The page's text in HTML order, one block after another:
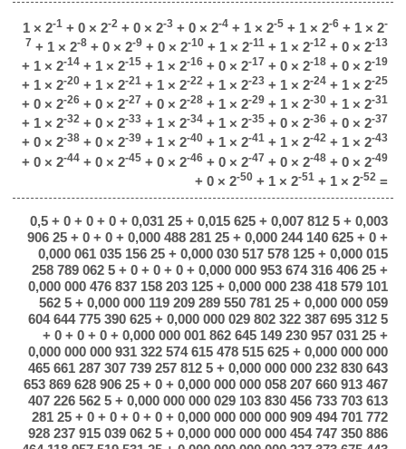
1 × 2-1+ 0 × 2-2+ 0 × 2-3+ 0 × 2-4+ 1 × 2-5+ 1 × 2-6+ 1 × 2-
7 + 1 × 2-8+ 0 × 2-9+ 0 × 2-10+ 1 × 2-11+ 1 × 2-12+ 0 × 2-13
+ 1 × 2-14+ 1 × 2-15+ 1 × 2-16+ 0 × 2-17 + 0 × 2-18+ 0 × 2-19
+ 1 × 2-20+ 1 × 2-21+ 1 × 2-22+ 1 × 2-23+ 1 × 2-24+ 1 × 2-25
+ 0 × 2-26+ 0 × 2-27 + 0 × 2-28+ 1 × 2-29+ 1 × 2-30+ 1 × 2-31
+ 1 × 2-32+ 0 × 2-33+ 1 × 2-34+ 1 × 2-35+ 0 × 2-36+ 0 × 2-37
+ 0 × 2-38+ 0 × 2-39+ 1 × 2-40+ 1 × 2-41+ 1 × 2-42+ 1 × 2-43
+ 0 × 2-44+ 0 × 2-45+ 0 × 2-46+ 0 × 2-47 + 0 × 2-48+ 0 × 2-49
+ 0 × 2-50+ 1 × 2-51+ 1 × 2-52=
0,5 + 0 + 0 + 0 + 0,031 25 + 0,015 625 + 0,007 812 5 + 0,003
906 25 + 0 + 0 + 0,000 488 281 25 + 0,000 244 140 625 + 0 +
0,000 061 035 156 25 + 0,000 030 517 578 125 + 0,000 015
258 789 062 5 + 0 + 0 + 0 + 0,000 000 953 674 316 406 25 +
0,000 000 476 837 158 203 125 + 0,000 000 238 418 579 101
562 5 + 0,000 000 119 209 289 550 781 25 + 0,000 000 059
604 644 775 390 625 + 0,000 000 029 802 322 387 695 312 5
+ 0 + 0 + 0 + 0,000 000 001 862 645 149 230 957 031 25 +
0,000 000 000 931 322 574 615 478 515 625 + 0,000 000 000
465 661 287 307 739 257 812 5 + 0,000 000 000 232 830 643
653 869 628 906 25 + 0 + 0,000 000 000 058 207 660 913 467
407 226 562 5 + 0,000 000 000 029 103 830 456 733 703 613
281 25 + 0 + 0 + 0 + 0 + 0,000 000 000 000 909 494 701 772
928 237 915 039 062 5 + 0,000 000 000 000 454 747 350 886